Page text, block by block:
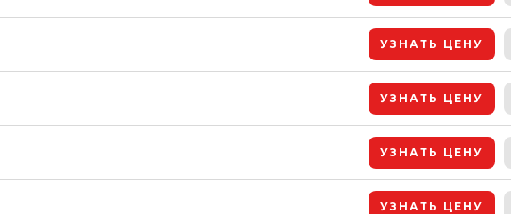
УЗНАТЬ ЦЕНУ
УЗНАТЬ ЦЕНУ
УЗНАТЬ ЦЕНУ
УЗНАТЬ ЦЕНУ